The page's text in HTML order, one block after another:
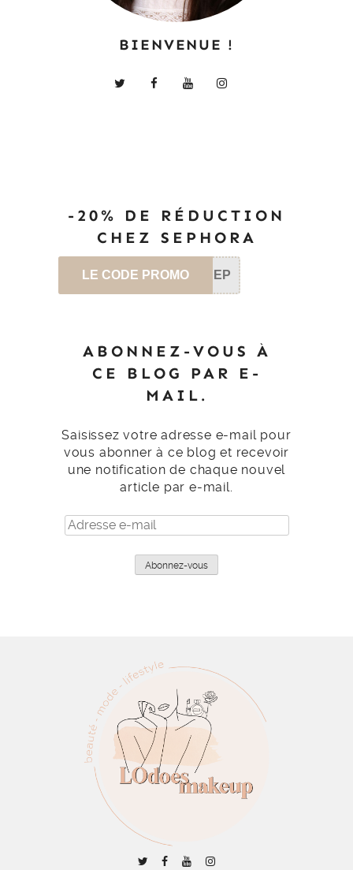
BIENVENUE !
-20% DE RÉDUCTION
CHEZ SEPHORA
LE CODE PROMO SEP
ABONNEZ-VOUS À
CE BLOG PAR E-
MAIL.
Saisissez votre adresse e-mail pour
vous abonner à ce blog et recevoir
une notification de chaque nouvel
article par e-mail.
Adresse
e-
Abonnez-vous